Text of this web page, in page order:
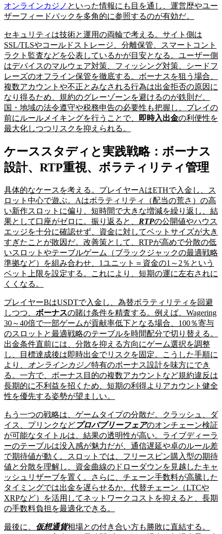
オンラインカジノ といった情報にも目を通し、運営歴やユー
ザーフィードバックを多角的に参照するのが有効だ。
セキュリティは技術と運用の両輪で考える。サイト側は
SSL/TLSやコールドストレージ、分離保管、スマートコント
ラクト監査などを公表しているかが目安となる。ユーザー側
はデバイスのマルウェア対策、フィッシング対策、シードフ
レーズのオフライン保管を徹底する。ボーナスを狙う場合、
複数アカウントや不正とみなされる行為は出金拒否の原因に
なり得るため、規約のグレーゾーンを避けるのが鉄則だ。
国・地域の法令遵守や税務申告の必要性も把握し、プレイの
前にルールメイキングを行うことで、
即時入出金の利便性を
最大化しつつリスクを抑えられる。
ケーススタディと実践戦略：ボーナス
設計、RTP重視、ボラティリティ管理
具体的なケースを考える。プレイヤーAはETHで入金し、ス
ロット中心で遊ぶ。Aはボラティリティ（配当の荒さ）の高
い新作スロットに偏り、短時間で大きな増減を繰り返し、結
果として口座がゼロに。振り返ると、 RTPの公開値やハウス
エッジを十分に確認せず、資金に対してベットサイズが大き
すぎたことが敗因だ。改善策として、RTPが高めで分散の低
いスロットやテーブルゲーム（ブラックジャックの最適戦略
準拠など）を組み合わせ、1ユニット＝資金の1～2％という
ベット上限を設定する。これにより、短期の運に左右されに
くくなる。
プレイヤーBはUSDTで入金し、為替ボラティリティを回避
しつつ、 ボーナスの賭け条件を精査する。例えば、Wagering
30～40倍で一部ゲームが貢献率低下となる場合、100％寄与
のスロットと最適戦略のテーブルを時間配分で切り替える。
出金条件直前には、分散を抑える方向にゲーム選択を調整
し、目標達成後は即時出金でリスクを固定。こうした手順に
より、 オンラインカジノ特有のボーナス設計を味方にでき
る。一方で、ボーナス目的の複数アカウントなど規約違反は
長期的に不利益を招くため、短期の利得よりアカウント健全
性を優先する姿勢が望ましい。
もう一つの戦略は、ゲームタイプの分散だ。クラッシュ、ダ
イス、プリンクなどプロバブリーフェアのオンチェーン検証
が可能なタイトルは、結果の透明性が高い。ライブディーラ
ーのテーブルは没入感が魅力だが、通信遅延や卓のルール差
で期待値が動く。スロットでは、フリースピン購入型の期待
値と分散を理解し、資金曲線のドローダウンを見越したキャ
ッシュリザーブを置く。さらに、チェーン手数料が高騰した
タイミングでは出金を遅らせるか、代替チェーン（LTCや
XRPなど）を活用してネットワークコストを抑えると、長期
の手数料負担を最適化できる。
最後に、 仮想通貨相場との付き合い方も勝敗に直結する。